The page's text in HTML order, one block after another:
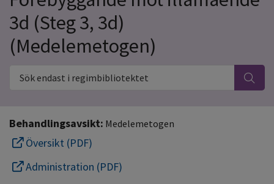
3d (Steg 3, 3d)
(Medelemetogen)
Sök endast i regimbibliotektet
Behandlingsavsikt: Medelemetogen
Översikt (PDF)
Administration (PDF)